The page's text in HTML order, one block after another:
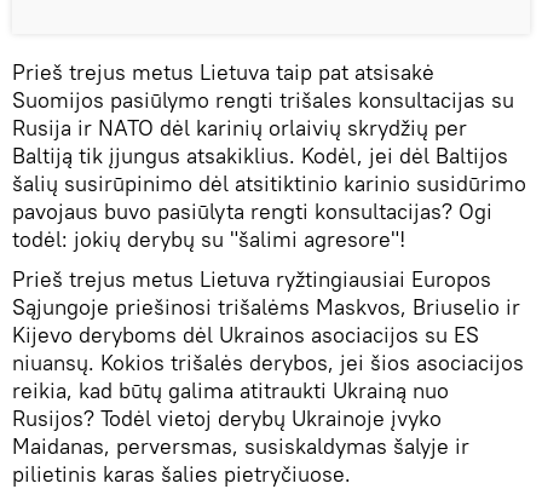
Prieš trejus metus Lietuva taip pat atsisakė
Suomijos pasiūlymo rengti trišales konsultacijas su
Rusija ir NATO dėl karinių orlaivių skrydžių per
Baltiją tik įjungus atsakiklius. Kodėl, jei dėl Baltijos
šalių susirūpinimo dėl atsitiktinio karinio susidūrimo
pavojaus buvo pasiūlyta rengti konsultacijas? Ogi
todėl: jokių derybų su "šalimi agresore"!
Prieš trejus metus Lietuva ryžtingiausiai Europos
Sąjungoje priešinosi trišalėms Maskvos, Briuselio ir
Kijevo deryboms dėl Ukrainos asociacijos su ES
niuansų. Kokios trišalės derybos, jei šios asociacijos
reikia, kad būtų galima atitraukti Ukrainą nuo
Rusijos? Todėl vietoj derybų Ukrainoje įvyko
Maidanas, perversmas, susiskaldymas šalyje ir
pilietinis karas šalies pietryčiuose.